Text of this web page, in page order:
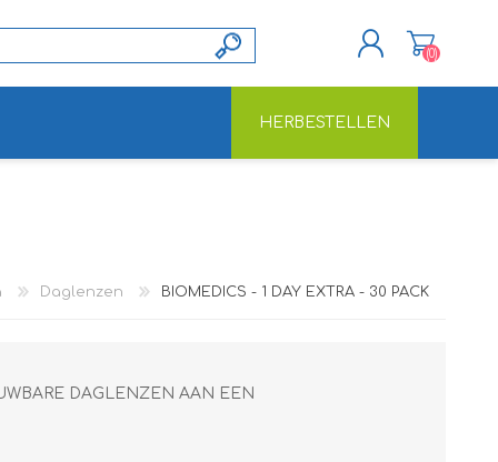
(0)
HERBESTELLEN
Daglenzen BIOMEDICS - 1 DAY EXTRA - 30 PACK
DAGLENZEN AAN EEN